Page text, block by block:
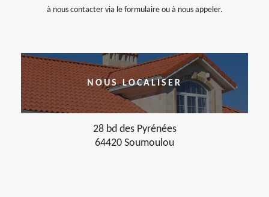
à nous contacter via le formulaire ou à nous appeler.
NOUS LOCALISER
28 bd des Pyrénées
64420 Soumoulou